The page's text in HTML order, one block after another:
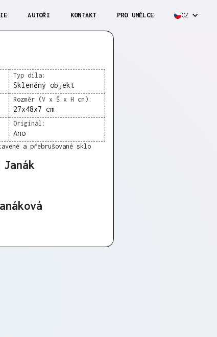
AUTOŘI KONTAKT PRO UMĚLCE CZ
Typ díla:
Skleněný objekt
Rozměr (V x Š x H cm):
27x48x7 cm
Originál:
Ano
a přebrušované sklo